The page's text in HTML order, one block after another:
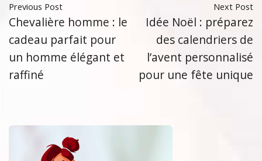
Previous Post
Chevalière homme : le
cadeau parfait pour
un homme élégant et
raffiné
Next Post
Idée Noël : préparez
des calendriers de
l’avent personnalisé
pour une fête unique